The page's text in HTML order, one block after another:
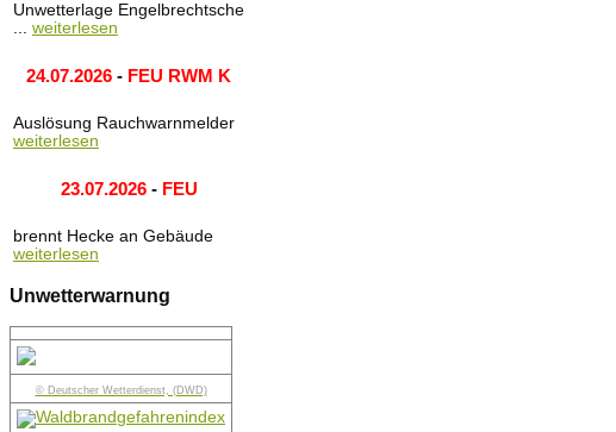
Unwetterlage Engelbrechtsche
... weiterlesen
24.07.2026 - FEU RWM K
Auslösung Rauchwarnmelder
weiterlesen
23.07.2026- FEU
brennt Hecke an Gebäude
weiterlesen
Unwetterwarnung
© Deutscher Wetterdienst, (DWD)